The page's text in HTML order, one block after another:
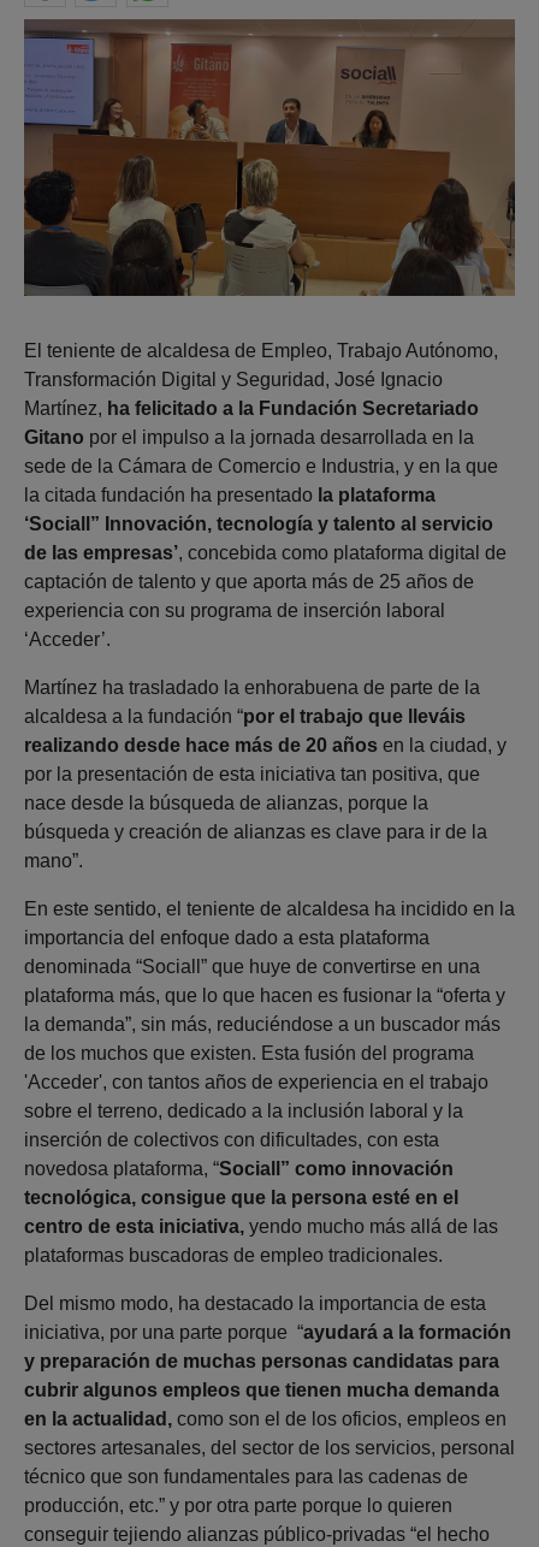
El teniente de alcaldesa de Empleo, Trabajo Autónomo,
Transformación Digital y Seguridad, José Ignacio
Martínez, ha felicitado a la Fundación Secretariado
Gitano por el impulso a la jornada desarrollada en la
sede de la Cámara de Comercio e Industria, y en la que
la citada fundación ha presentado la plataforma
‘Sociall” Innovación, tecnología y talento al servicio
de las empresas’, concebida como plataforma digital de
captación de talento y que aporta más de 25 años de
experiencia con su programa de inserción laboral
‘Acceder’.
Martínez ha trasladado la enhorabuena de parte de la
alcaldesa a la fundación “por el trabajo que lleváis
realizando desde hace más de 20 años en la ciudad, y
por la presentación de esta iniciativa tan positiva, que
nace desde la búsqueda de alianzas, porque la
búsqueda y creación de alianzas es clave para ir de la
mano”.
En este sentido, el teniente de alcaldesa ha incidido en la
importancia del enfoque dado a esta plataforma
denominada “Sociall” que huye de convertirse en una
plataforma más, que lo que hacen es fusionar la “oferta y
la demanda”, sin más, reduciéndose a un buscador más
de los muchos que existen. Esta fusión del programa
'Acceder', con tantos años de experiencia en el trabajo
sobre el terreno, dedicado a la inclusión laboral y la
inserción de colectivos con dificultades, con esta
novedosa plataforma, “Sociall” como innovación
tecnológica, consigue que la persona esté en el
centro de esta iniciativa, yendo mucho más allá de las
plataformas buscadoras de empleo tradicionales.
Del mismo modo, ha destacado la importancia de esta
iniciativa, por una parte porque “ayudará a la formación
y preparación de muchas personas candidatas para
cubrir algunos empleos que tienen mucha demanda
en la actualidad, como son el de los oficios, empleos en
sectores artesanales, del sector de los servicios, personal
técnico que son fundamentales para las cadenas de
producción, etc.” y por otra parte porque lo quieren
conseguir tejiendo alianzas público-privadas “el hecho